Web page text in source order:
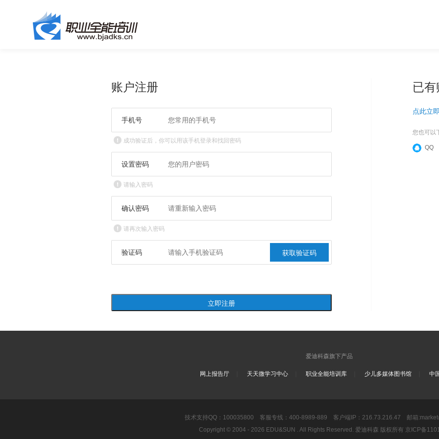
账户注册
手机号
成功验证后，你可以用该手机登录和找回密码
设置密码
请输入密码
确认密码
请再次输入密码
验证码
已有
点此立
您也可以
QQ
爱迪科森旗下产品
网上报告厅 天天微学习中心 职业全能培训库 少儿多媒体图书馆 中
技术支持QQ：100035800 客服专线：400-8989-889 客户端IP：216.73.216.47 邮箱
Copyright © 2004 - 2026 EDU&SUN . All Rights Reserved. 爱迪科森 版权所有 京ICP备